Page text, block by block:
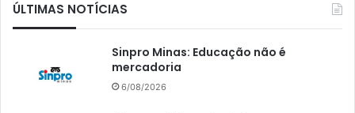
ÚLTIMAS NOTÍCIAS
Sinpro Minas: Educação não é
mercadoria
6/08/2026